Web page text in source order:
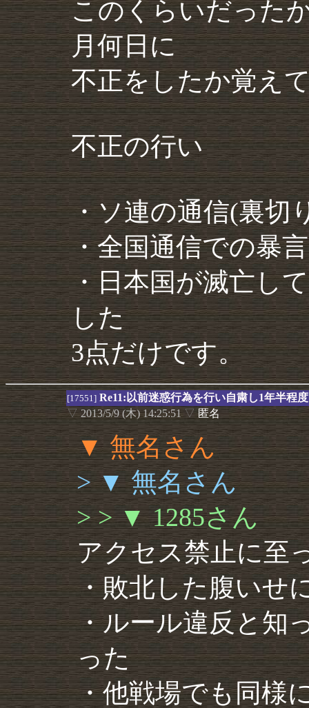
このくらいだった
月何日に
不正をしたか覚え
不正の行い
・ソ連の通信(裏切
・全国通信での暴
・日本国が滅亡し
した
3点だけです。
[17551] Re11:以前迷惑行為を行い自粛し1年半程
▽2013/5/9 (木) 14:25:51▽匿名
▼ 無名さん
> ▼ 無名さん
> > ▼ 1285さん
アクセス禁止に至
・敗北した腹いせ
・ルール違反と知
った
・他戦場でも同様